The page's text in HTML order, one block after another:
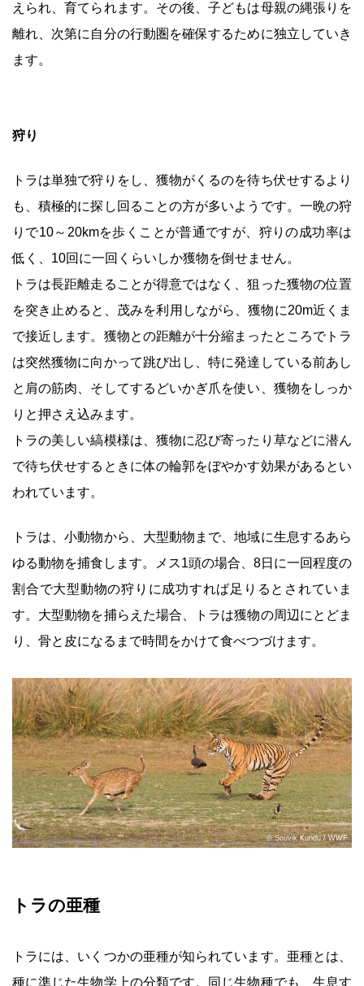
えられ、育てられます。その後、子どもは母親の縄張りを
離れ、次第に自分の行動圏を確保するために独立していき
ます。
狩り
トラは単独で狩りをし、獲物がくるのを待ち伏せするより
も、積極的に探し回ることの方が多いようです。一晩の狩
りで10～20kmを歩くことが普通ですが、狩りの成功率は
低く、10回に一回くらいしか獲物を倒せません。
トラは長距離走ることが得意ではなく、狙った獲物の位置
を突き止めると、茂みを利用しながら、獲物に20m近くま
で接近します。獲物との距離が十分縮まったところでトラ
は突然獲物に向かって跳び出し、特に発達している前あし
と肩の筋肉、そしてするどいかぎ爪を使い、獲物をしっか
りと押さえ込みます。
トラの美しい縞模様は、獲物に忍び寄ったり草などに潜ん
で待ち伏せするときに体の輪郭をぼやかす効果があるとい
われています。
トラは、小動物から、大型動物まで、地域に生息するあら
ゆる動物を捕食します。メス1頭の場合、8日に一回程度の
割合で大型動物の狩りに成功すれば足りるとされていま
す。大型動物を捕らえた場合、トラは獲物の周辺にとどま
り、骨と皮になるまで時間をかけて食べつづけます。
© Souvik Kundu / WWF
トラの亜種
トラには、いくつかの亜種が知られています。亜種とは、
種に準じた生物学上の分類です。同じ生物種でも、生息す